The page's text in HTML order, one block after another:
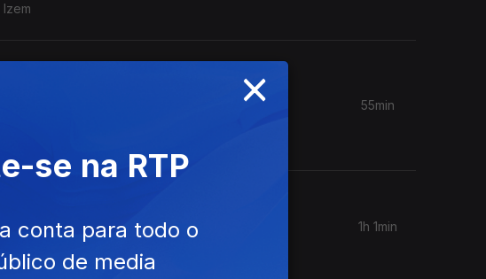
Rompe
55min
1h 1min
×
se na RTP
conta para todo o
de media